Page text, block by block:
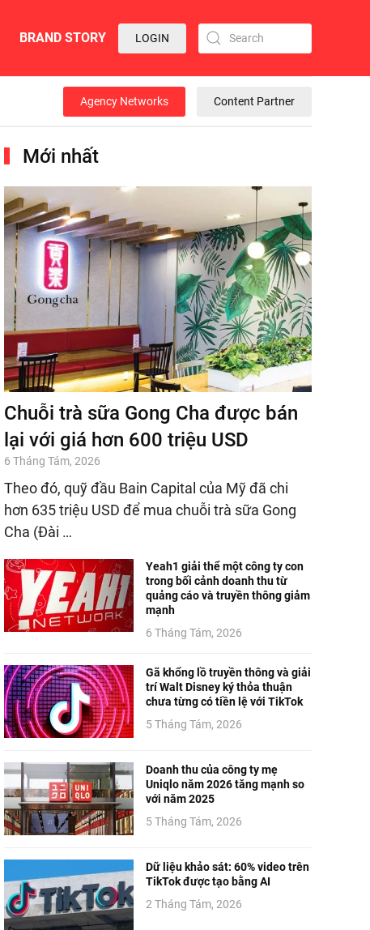
BRAND STORY LOGIN
Agency Networks Content Partner
Mới nhất
Chuỗi trà sữa Gong Cha được bán
lại với giá hơn 600 triệu USD
6 Tháng Tám, 2026
Theo đó, quỹ đầu Bain Capital của Mỹ đã chi
hơn 635 triệu USD để mua chuỗi trà sữa Gong
Cha (Đài …
Yeah1 giải thể một công ty con
trong bối cảnh doanh thu từ
quảng cáo và truyền thông giảm
mạnh
6 Tháng Tám, 2026
Gã khổng lồ truyền thông và giải
trí Walt Disney ký thỏa thuận
chưa từng có tiền lệ với TikTok
5 Tháng Tám, 2026
Doanh thu của công ty mẹ
Uniqlo năm 2026 tăng mạnh so
với năm 2025
5 Tháng Tám, 2026
Dữ liệu khảo sát: 60% video trên
TikTok được tạo bằng AI
2 Tháng Tám, 2026